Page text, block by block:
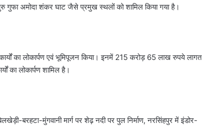
गुफा अमोदा शंकर घाट जैसे प्रमुख स्थलों को शामिल किया गया है।
का लोकार्पण एवं भूमिपूजन किया। इनमें 215 करोड़ 65 लाख रुपये लागत
का लोकार्पण शामिल है।
बरहटा-मुंगवानी मार्ग पर शेढ़ नदी पर पुल निर्माण, नरसिंहपुर में इंडोर-